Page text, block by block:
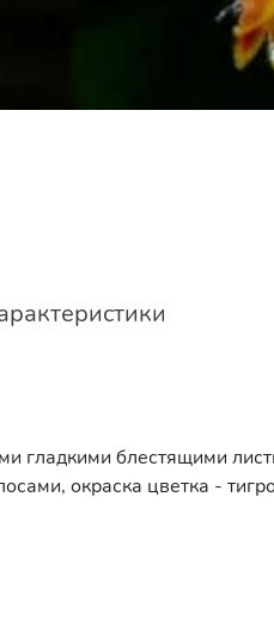
гладкими блестящими
окраска цветка -